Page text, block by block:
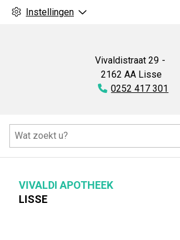
Instellingen
Vivaldistraat 29
2162 AA Lisse
Tel:
0252 417 301
VIVALDI APOTHEEK
LISSE